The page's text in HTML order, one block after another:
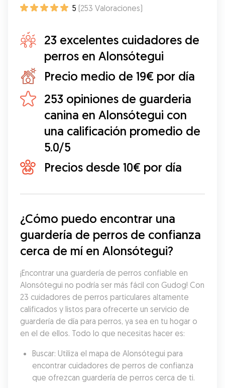
5 (253 Valoraciones)
23 excelentes cuidadores de
perros en Alonsótegui
Precio medio de 19€ por día
253 opiniones de guarderia
canina en Alonsótegui con
una calificación promedio de
5.0/5
Precios desde 10€ por día
¿Cómo puedo encontrar una
guardería de perros de confianza
cerca de mí en Alonsótegui?
¡Encontrar una guardería de perros confiable en
Alonsótegui no podría ser más fácil con Gudog! Con
23 cuidadores de perros particulares altamente
calificados y listos para ofrecerte un servicio de
guardería de día para perros, ya sea en tu hogar o
en el de ellos. Todo lo que necesitas hacer es:
Buscar: Utiliza el mapa de Alonsótegui para
encontrar cuidadores de perros de confianza
que ofrezcan guardería de perros cerca de ti.